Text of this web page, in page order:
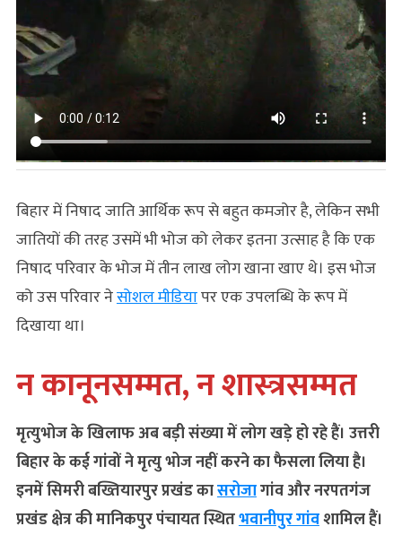
बिहार में निषाद जाति आर्थिक रूप से बहुत कमजोर है, लेकिन सभी
जातियों की तरह उसमें भी भोज को लेकर इतना उत्साह है कि एक
निषाद परिवार के भोज में तीन लाख लोग खाना खाए थे। इस भोज
को उस परिवार नेसोशल मीडियापर एक उपलब्धि के रूप में
दिखाया था।
न कानूनसम्‍मत, न शास्‍त्रसम्‍मत
मृत्युभोज के खिलाफ अब बड़ी संख्या में लोग खड़े हो रहे हैं। उत्तरी
बिहार के कई गांवों ने मृत्यु भोज नहीं करने का फैसला लिया है।
इनमें सिमरी बख्तियारपुर प्रखंड कासरोजागांव और नरपतगंज
प्रखंड क्षेत्र की मानिकपुर पंचायत स्थितभवानीपुर गांवशामिल हैं।